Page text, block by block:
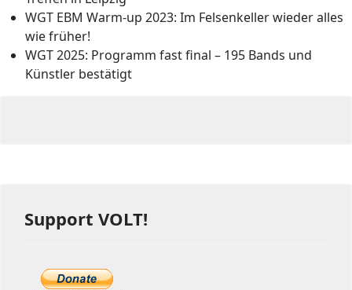
WGT EBM Warm-up 2023: Im Felsenkeller wieder alles
wie früher!
WGT 2025: Programm fast final – 195 Bands und
Künstler bestätigt
Support VOLT!